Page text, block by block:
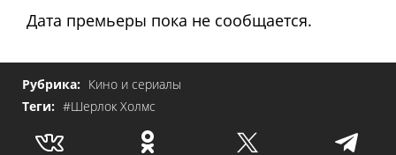
Дата премьеры пока не сообщается.
Рубрика: Кино и сериалы
Теги: #Шерлок Холмс